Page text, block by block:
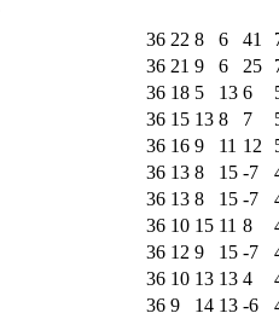
36 22 8 6 41
36 21 9 6 25
36 18 5 13 6
36 15 13 8 7
36 16 9 11 12
36 13 8 15 -7
36 13 8 15 -7
36 10 15 11 8
36 12 9 15 -7
36 10 13 13 4
36 9 14 13 -6